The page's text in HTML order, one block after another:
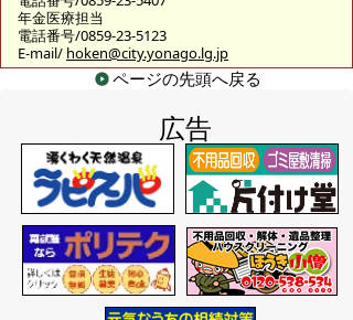
年金医療担当
電話番号/0859-23-5123
E-mail/ hoken@city.yonago.lg.jp
ページの先頭へ戻る
広告